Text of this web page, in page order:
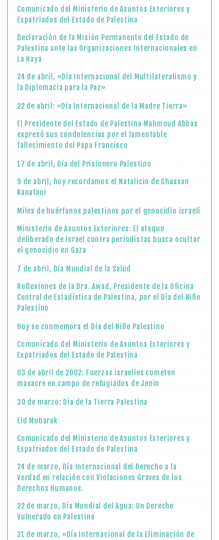
Comunicado del Ministerio de Asuntos Exteriores y
Expatriados del Estado de Palestina
Declaración de la Misión Permanente del Estado de
Palestina ante las Organizaciones Internacionales en
La Haya
24 de abril, «Día Internacional del Multilateralismo y
la Diplomacia para la Paz»
22 de abril: «Día Internacional de la Madre Tierra»
El Presidente del Estado de Palestina Mahmoud Abbas
expresó sus condolencias por el lamentable
fallecimiento del Papa Francisco
17 de abril, Día del Prisionero Palestino
9 de abril, hoy recordamos el Natalicio de Ghassan
Kanafani
Miles de huérfanos palestinos por el genocidio israelí
Ministerio de Asuntos Exteriores: El ataque
deliberado de Israel contra periodistas busca ocultar
el genocidio en Gaza
7 de abril, Día Mundial de la Salud
Reflexiones de la Dra. Awad, Presidente de la Oficina
Central de Estadística de Palestina, por el Día del Niño
Palestino
Hoy se conmemora el Día del Niño Palestino
Comunicado del Ministerio de Asuntos Exteriores y
Expatriados del Estado de Palestina
03 de abril de 2002: Fuerzas israelíes cometen
masacre en campo de refugiados de Jenin
30 de marzo: Día de la Tierra Palestina
Eid Mubarak
Comunicado del Ministerio de Asuntos Exteriores y
Expatriados del Estado de Palestina
24 de marzo, Día Internacional del Derecho a la
Verdad en relación con Violaciones Graves de los
Derechos Humanos.
22 de marzo, Día Mundial del Agua: Un Derecho
Vulnerado en Palestina
21 de marzo, «Día Internacional de la Eliminación de